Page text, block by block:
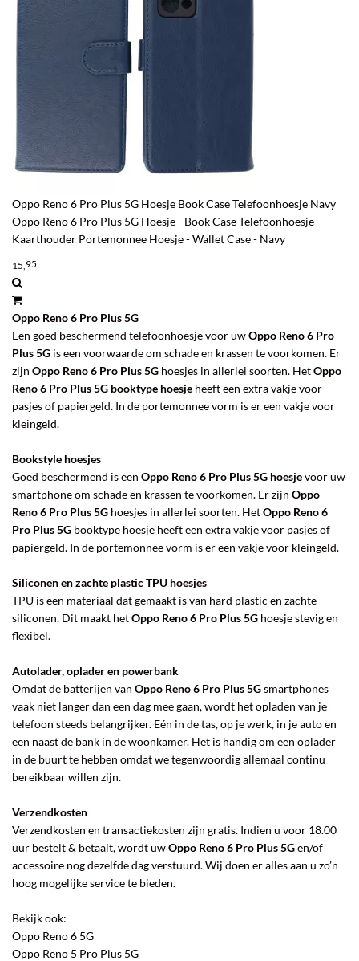
Oppo Reno 6 Pro Plus 5G Hoesje Book Case Telefoonhoesje Navy
Oppo Reno 6 Pro Plus 5G Hoesje - Book Case Telefoonhoesje -
Kaarthouder Portemonnee Hoesje - Wallet Case - Navy
15,95
Oppo Reno 6 Pro Plus 5G
Een goed beschermend telefoonhoesje voor uwOppo Reno 6 Pro
Plus 5G is een voorwaarde om schade en krassen te voorkomen. Er
zijn Oppo Reno 6 Pro Plus 5G hoesjes in allerlei soorten. HetOppo
Reno 6 Pro Plus 5G booktype hoesje heeft een extra vakje voor
pasjes of papiergeld. In de portemonnee vorm is er een vakje voor
kleingeld.
Bookstyle hoesjes
Goed beschermend is een Oppo Reno 6 Pro Plus 5G hoesjevoor uw
smartphone om schade en krassen te voorkomen. Er zijn Oppo
Reno 6 Pro Plus 5G hoesjes in allerlei soorten. HetOppo Reno 6
Pro Plus 5G booktype hoesje heeft een extra vakje voor pasjes of
papiergeld. In de portemonnee vorm is er een vakje voor kleingeld.
Siliconen en zachte plastic TPU hoesjes
TPU is een materiaal dat gemaakt is van hard plastic en zachte
siliconen. Dit maakt hetOppo Reno 6 Pro Plus 5G hoesje stevig en
flexibel.
Autolader, oplader en powerbank
Omdat de batterijen van Oppo Reno 6 Pro Plus 5Gsmartphones
vaak niet langer dan een dag mee gaan, wordt het opladen van je
telefoon steeds belangrijker. Eén in de tas, op je werk, in je auto en
een naast de bank in de woonkamer. Het is handig om een oplader
in de buurt te hebben omdat we tegenwoordig allemaal continu
bereikbaar willen zijn.
Verzendkosten
Verzendkosten en transactiekosten zijn gratis. Indien u voor 18.00
uur bestelt & betaalt, wordt uwOppo Reno 6 Pro Plus 5Gen/of
accessoire nog dezelfde dag verstuurd. Wij doen er alles aan u zo’n
hoog mogelijke service te bieden.
Bekijk ook:
Oppo Reno 6 5G
Oppo Reno 5 Pro Plus 5G